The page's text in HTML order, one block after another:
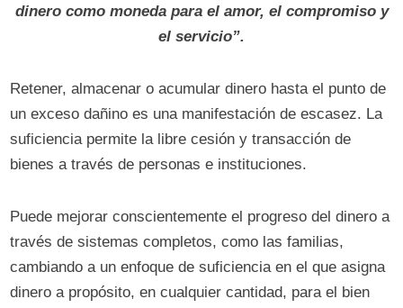
dinero como moneda para el amor, el compromiso y
el servicio”.
Retener, almacenar o acumular dinero hasta el punto de
un exceso dañino es una manifestación de escasez. La
suficiencia permite la libre cesión y transacción de
bienes a través de personas e instituciones.
Puede mejorar conscientemente el progreso del dinero a
través de sistemas completos, como las familias,
cambiando a un enfoque de suficiencia en el que asigna
dinero a propósito, en cualquier cantidad, para el bien